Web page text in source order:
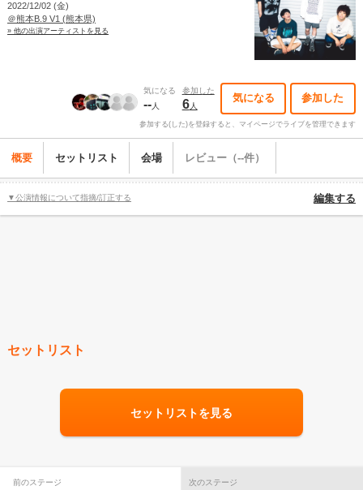
2022/12/02 (金)
＠熊本B.9 V1 (熊本県)
» 他の出演アーティストを見る
気になる
--人
参加した
6人
気になる 参加した
参加する(した)を登録すると、マイページでライブを管理できます
概要 セットリスト 会場 レビュー（--件）
▼公演情報について指摘/訂正する 編集する
セットリスト
セットリストを見る
前のステージ 次のステージ